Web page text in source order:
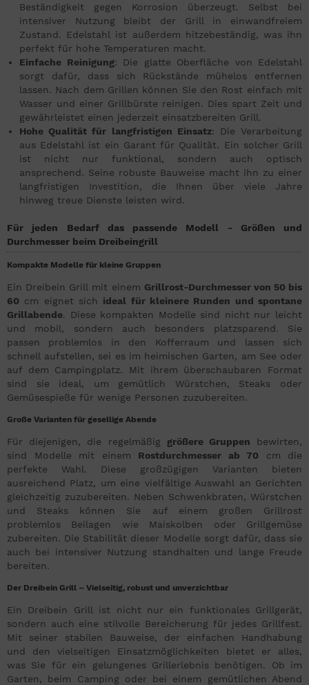
Beständigkeit gegen Korrosion überzeugt. Selbst bei
intensiver Nutzung bleibt der Grill in einwandfreiem
Zustand. Edelstahl ist außerdem hitzebeständig, was ihn
perfekt für hohe Temperaturen macht.
Einfache Reinigung: Die glatte Oberfläche von Edelstahl
sorgt dafür, dass sich Rückstände mühelos entfernen
lassen. Nach dem Grillen können Sie den Rost einfach mit
Wasser und einer Grillbürste reinigen. Dies spart Zeit und
gewährleistet einen jederzeit einsatzbereiten Grill.
Hohe Qualität für langfristigen Einsatz: Die Verarbeitung
aus Edelstahl ist ein Garant für Qualität. Ein solcher Grill
ist nicht nur funktional, sondern auch optisch
ansprechend. Seine robuste Bauweise macht ihn zu einer
langfristigen Investition, die Ihnen über viele Jahre
hinweg treue Dienste leisten wird.
Für jeden Bedarf das passende Modell - Größen und
Durchmesser beim Dreibeingrill
Kompakte Modelle für kleine Gruppen
Ein Dreibein Grill mit einem Grillrost-Durchmesser von 50 bis
60 cm eignet sich ideal für kleinere Runden und spontane
Grillabende. Diese kompakten Modelle sind nicht nur leicht
und mobil, sondern auch besonders platzsparend. Sie
passen problemlos in den Kofferraum und lassen sich
schnell aufstellen, sei es im heimischen Garten, am See oder
auf dem Campingplatz. Mit ihrem überschaubaren Format
sind sie ideal, um gemütlich Würstchen, Steaks oder
Gemüsespieße für wenige Personen zuzubereiten.
Große Varianten für gesellige Abende
Für diejenigen, die regelmäßig größere Gruppen bewirten,
sind Modelle mit einem Rostdurchmesser ab 70 cm die
perfekte Wahl. Diese großzügigen Varianten bieten
ausreichend Platz, um eine vielfältige Auswahl an Gerichten
gleichzeitig zuzubereiten. Neben Schwenkbraten, Würstchen
und Steaks können Sie auf einem großen Grillrost
problemlos Beilagen wie Maiskolben oder Grillgemüse
zubereiten. Die Stabilität dieser Modelle sorgt dafür, dass sie
auch bei intensiver Nutzung standhalten und lange Freude
bereiten.
Der Dreibein Grill – Vielseitig, robust und unverzichtbar
Ein Dreibein Grill ist nicht nur ein funktionales Grillgerät,
sondern auch eine stilvolle Bereicherung für jedes Grillfest.
Mit seiner stabilen Bauweise, der einfachen Handhabung
und den vielseitigen Einsatzmöglichkeiten bietet er alles,
was Sie für ein gelungenes Grillerlebnis benötigen. Ob im
Garten, beim Camping oder bei einem gemütlichen Abend